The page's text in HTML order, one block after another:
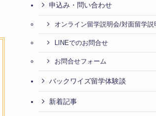
申込み・問い合わせ
オンライン留学説明会/対面留学説
LINEでのお問合せ
お問合せフォーム
バックワイズ留学体験談
新着記事